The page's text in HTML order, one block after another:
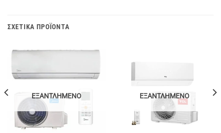
ΣΧΕΤΙΚΆ ΠΡΟΪΌΝΤΑ
ΕΞΑΝΤΛΗΜΈΝΟ ΕΞΑΝΤΛΗΜΈΝΟ